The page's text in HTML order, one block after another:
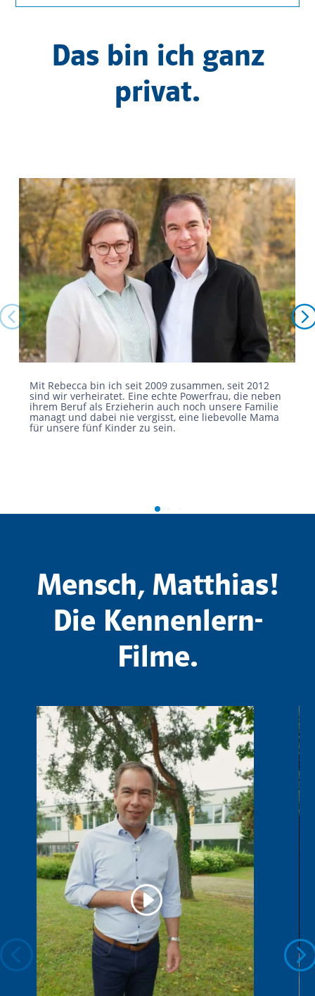
Das bin ich ganz
privat.
Mit Rebecca bin ich seit 2009 zusammen, seit 2012
sind wir verheiratet. Eine echte Powerfrau, die neben
ihrem Beruf als Erzieherin auch noch unsere Familie
managt und dabei nie vergisst, eine liebevolle Mama
für unsere fünf Kinder zu sein.
Mensch, Matthias!
Die Kennenlern-
Filme.